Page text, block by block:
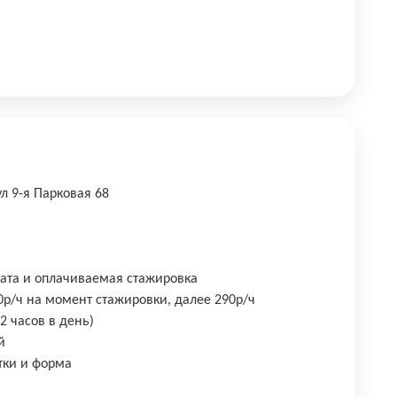
9-я Парковая 68
и оплачиваемая стажировка
ч на момент стажировки, далее 290р/ч
часов в день)
и форма